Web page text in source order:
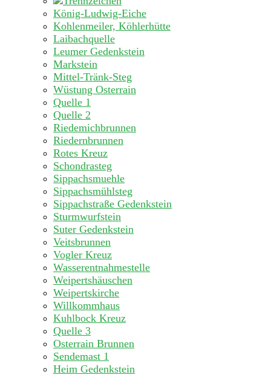
König-Ludwig-Eiche
Kohlenmeiler, Köhlerhütte
Laibachquelle
Leumer Gedenkstein
Markstein
Mittel-Tränk-Steg
Wüstung Osterrain
Quelle 1
Quelle 2
Riedemichbrunnen
Riedernbrunnen
Rotes Kreuz
Schondrasteg
Sippachsmuehle
Sippachsmühlsteg
Sippachstraße Gedenkstein
Sturmwurfstein
Suter Gedenkstein
Veitsbrunnen
Vogler Kreuz
Wasserentnahmestelle
Weipertshäuschen
Weipertskirche
Willkommhaus
Kuhlbock Kreuz
Quelle 3
Osterrain Brunnen
Sendemast 1
Heim Gedenkstein